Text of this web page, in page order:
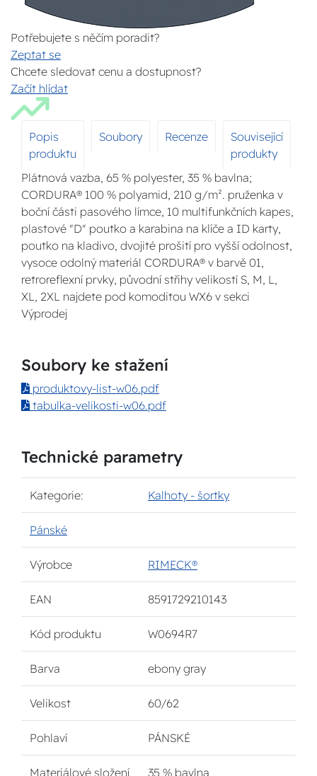
Potřebujete s něčím poradit?
Zeptat se
Chcete sledovat cenu a dostupnost?
Začít hlídat
Popis
produktu
Soubory Recenze
Související
produkty
Plátnová vazba, 65 % polyester, 35 % bavlna;
CORDURA® 100 % polyamid, 210 g/m². pruženka v
boční části pasového límce, 10 multifunkčních kapes,
plastové "D" poutko a karabina na klíče a ID karty,
poutko na kladivo, dvojité prošití pro vyšší odolnost,
vysoce odolný materiál CORDURA® v barvě 01,
retroreflexní prvky, původní střihy velikostí S, M, L,
XL, 2XL najdete pod komoditou WX6 v sekci
Výprodej
Soubory ke stažení
produktovy-list-w06.pdf
tabulka-velikosti-w06.pdf
Technické parametry
Kategorie: Kalhoty - šortky
Pánské
Výrobce RIMECK®
EAN 8591729210143
Kód produktu W0694R7
Barva ebony gray
Velikost 60/62
Pohlaví PÁNSKÉ
Materiálové složení 35 % bavlna